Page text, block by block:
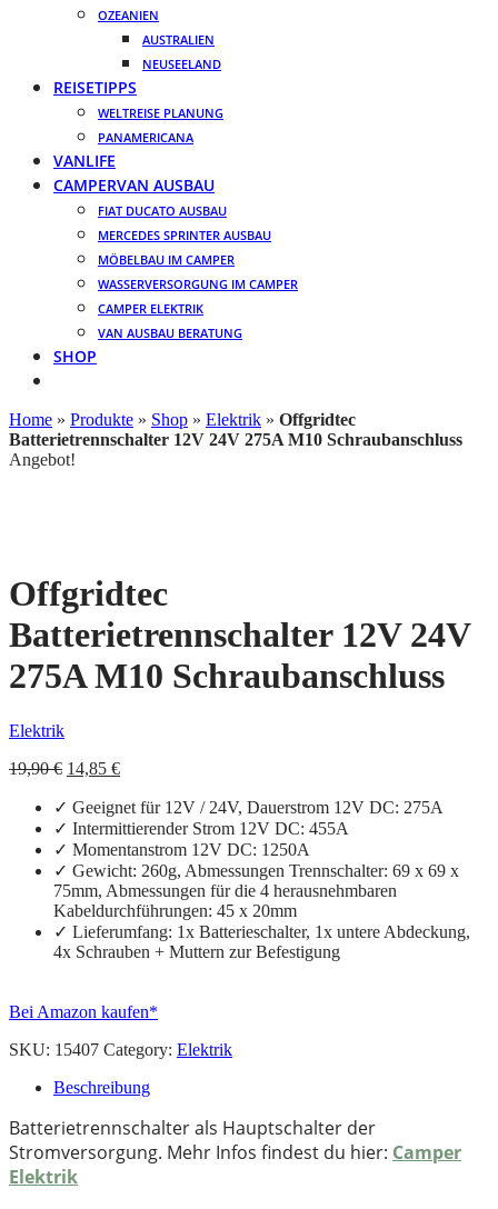
OZEANIEN
AUSTRALIEN
NEUSEELAND
REISETIPPS
WELTREISE PLANUNG
PANAMERICANA
VANLIFE
CAMPERVAN AUSBAU
FIAT DUCATO AUSBAU
MERCEDES SPRINTER AUSBAU
MÖBELBAU IM CAMPER
WASSERVERSORGUNG IM CAMPER
CAMPER ELEKTRIK
VAN AUSBAU BERATUNG
SHOP
Home » Produkte » Shop » Elektrik » Offgridtec
Batterietrennschalter 12V 24V 275A M10 Schraubanschluss
Angebot!
Offgridtec
Batterietrennschalter 12V 24V
275A M10 Schraubanschluss
Elektrik
19,90€ Ursprünglicher
war:
19,90 €
14,85 €Aktueller
ist:
14,85 €.
✓ Geeignet für 12V / 24V, Dauerstrom 12V DC: 275A
✓ Intermittierender Strom 12V DC: 455A
✓ Momentanstrom 12V DC: 1250A
✓ Gewicht: 260g, Abmessungen Trennschalter: 69 x 69 x
75mm, Abmessungen für die 4 herausnehmbaren
Kabeldurchführungen: 45 x 20mm
✓ Lieferumfang: 1x Batterieschalter, 1x untere Abdeckung,
4x Schrauben + Muttern zur Befestigung
Bei Amazon kaufen*
SKU: 15407 Category: Elektrik
Beschreibung
Batterietrennschalter als Hauptschalter der
Stromversorgung. Mehr Infos findest du hier: Camper
Elektrik